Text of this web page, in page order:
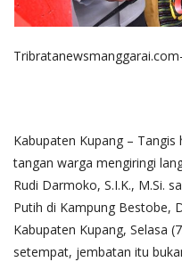
Tribratanewsmanggarai.com-
Kabupaten Kupang –
tangan warga mengiringi
Rudi Darmoko, S.I.K., M.Si.
Putih di Kampung Bestobe,
Kabupaten Kupang, Selasa
setempat, jembatan itu